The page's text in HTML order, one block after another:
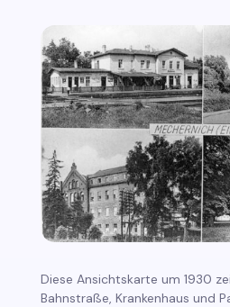
Diese Ansichtskarte um 1930
Bahnstraße, Krankenhaus und